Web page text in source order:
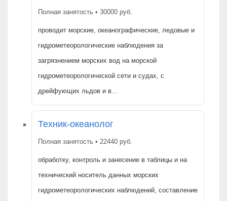
Полная занятость • 30000 руб.
проводит морские, океанографические, ледовые и
гидрометеорологические наблюдения за
загрязнением морских вод на морской
гидрометеорологической сети и судах, с
дрейфующих льдов и в…
Техник-океанолог
Полная занятость • 22440 руб.
обработку, контроль и занесение в таблицы и на
технический носитель данных морских
гидрометеорологических наблюдений, составление